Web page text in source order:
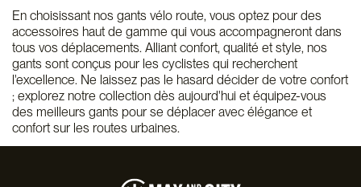
En choisissant nos gants vélo route, vous optez pour des
accessoires haut de gamme qui vous accompagneront dans
tous vos déplacements. Alliant confort, qualité et style, nos
gants sont conçus pour les cyclistes qui recherchent
l'excellence. Ne laissez pas le hasard décider de votre confort
; explorez notre collection dès aujourd'hui et équipez-vous
des meilleurs gants pour se déplacer avec élégance et
confort sur les routes urbaines.